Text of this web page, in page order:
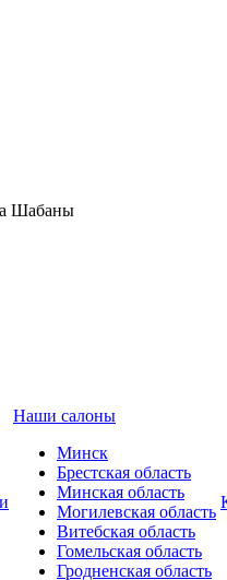
Шабаны
Наши салоны
Минск
Брестская область
Минская область
Могилевская область
Витебская область
Гомельская область
Гродненская область